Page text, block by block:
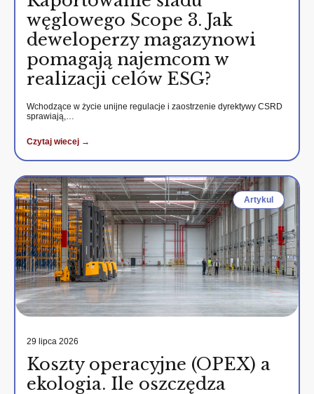
węglowego Scope 3. Jak
deweloperzy magazynowi
pomagają najemcom w
realizacji celów ESG?
Wchodzące w życie unijne regulacje i zaostrzenie dyrektywy CSRD
sprawiają,…
Czytaj wiecej →
Artykul
29 lipca 2026
Koszty operacyjne (OPEX) a
ekologia. Ile oszczędza